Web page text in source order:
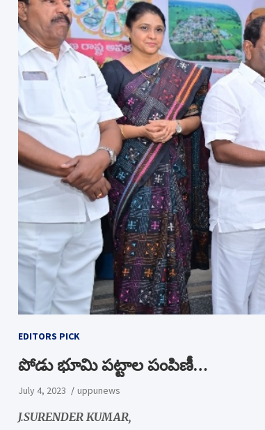
EDITORS PICK
పోడు భూమి పట్టాల పంపిణీ…
July 4, 2023 uppunews
J.SURENDER KUMAR,